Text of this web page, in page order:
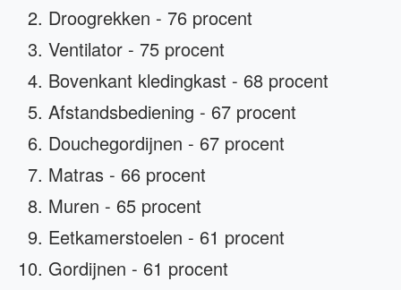
Droogrekken - 76 procent
Ventilator - 75 procent
Bovenkant kledingkast - 68 procent
Afstandsbediening - 67 procent
Douchegordijnen - 67 procent
Matras - 66 procent
Muren - 65 procent
Eetkamerstoelen - 61 procent
Gordijnen - 61 procent